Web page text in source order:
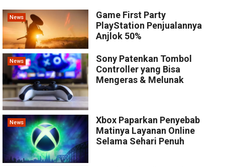
News
Game First Party
PlayStation Penjualannya
Anjlok 50%
News
Sony Patenkan Tombol
Controller yang Bisa
Mengeras & Melunak
News
Xbox Paparkan Penyebab
Matinya Layanan Online
Selama Sehari Penuh